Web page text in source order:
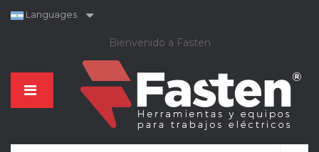
Languages
Bienvenido a Fasten